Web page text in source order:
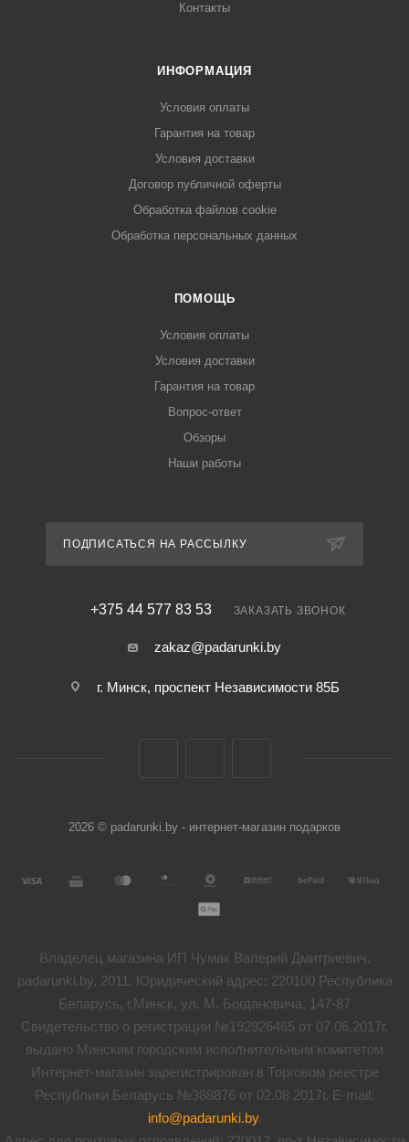
Контакты
ИНФОРМАЦИЯ
Условия оплаты
Гарантия на товар
Условия доставки
Договор публичной оферты
Обработка файлов cookie
Обработка персональных данных
ПОМОЩЬ
Условия оплаты
Условия доставки
Гарантия на товар
Вопрос-ответ
Обзоры
Наши работы
ПОДПИСАТЬСЯ НА РАССЫЛКУ
+375 44 577 83 53 ЗАКАЗАТЬ ЗВОНОК
zakaz@padarunki.by
г. Минск, проспект Независимости 85Б
2026 © padarunki.by - интернет-магазин подарков
Владелец магазина ИП Чумак Валерий Дмитриевич,
padarunki.by, 2011. Юридический адрес: 220100 Республика
Беларусь, г.Минск, ул. М. Богдановича, 147-87
Свидетельство о регистрации №192926465 от 07.06.2017г.
выдано Минским городским исполнительным комитетом
Интернет-магазин зарегистрирован в Торговом реестре
Республики Беларусь №388876 от 02.08.2017г. E-mail:
info@padarunki.by.